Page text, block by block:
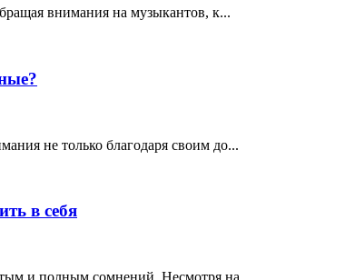
внимания на музыкантов, к...
не только благодаря своим до...
в себя
и полным сомнений. Несмотря на ...